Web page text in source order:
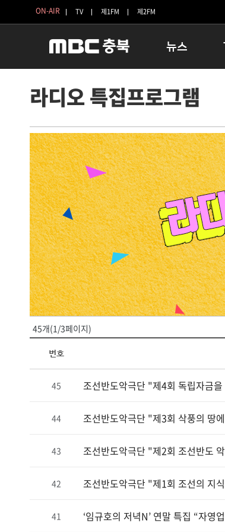
ON-AIR TV 제1FM 제2FM
뉴스
충청북도 교육청
괴산
단양
보은
영동
옥천
음성
제천
증평
진천
충
전
시
특
종
라디오 특집프로그램
45개(1/3페이지)
번호
45 조선반도악극단 "제4회 독립자금
44 조선반도악극단 "제3회 삭풍의 땅
43 조선반도악극단 "제2회 조선반도
42 조선반도악극단 "제1회 조선의 지
41 ‘임규호의 저녁N’ 연말 특집 “자영